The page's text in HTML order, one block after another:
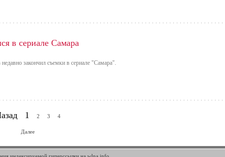
в сериале Самара
закончил съемки в сериале "Самара".
1 2 3 4
Далее